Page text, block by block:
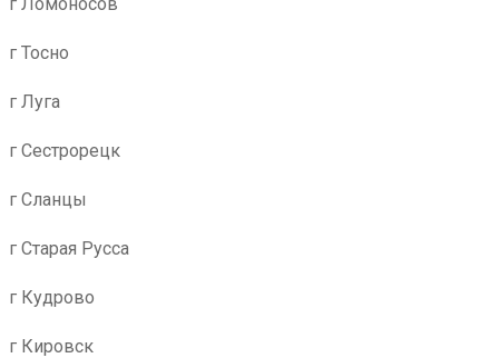
г Тосно
г Луга
г Сестрорецк
г Сланцы
г Старая Русса
г Кудрово
г Кировск